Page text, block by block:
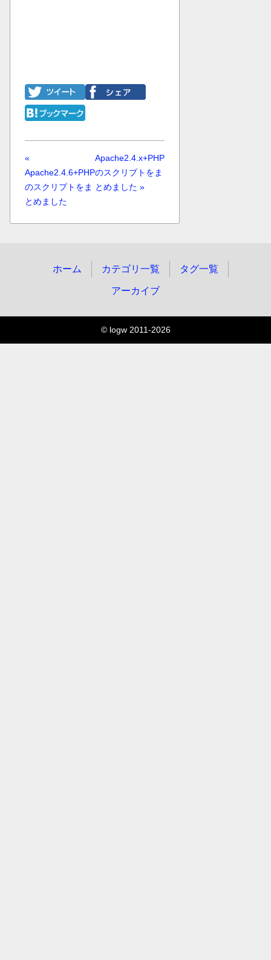
«
Apache2.4.6+PHP
のスクリプトをま
とめました
Apache2.4.x+PHP
のスクリプトをま
とめました »
ホーム カテゴリ一覧 タグ一覧
アーカイブ
© logw 2011-2026